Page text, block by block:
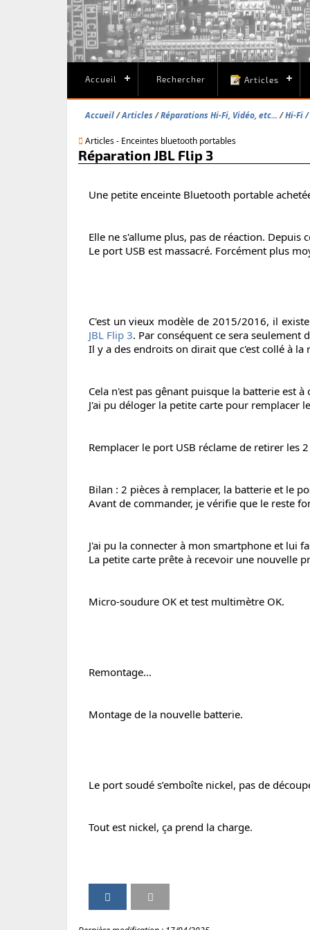
Accueil Rechercher Articles
Accueil Articles Réparations Hi-Fi, Vidéo, etc... Hi-Fi
Articles - Enceintes bluetooth portables
Réparation JBL Flip 3
Une petite enceinte Bluetooth portable
Elle ne s'allume plus, pas de réaction.
Le port USB est massacré. Forcément plus
C'est un vieux modèle de 2015/2016, il
JBL Flip 3. Par conséquent ce sera seulement
Il y a des endroits on dirait que c'est collé à
Cela n'est pas gênant puisque la batterie est
J'ai pu déloger la petite carte pour remplacer
Remplacer le port USB réclame de retirer les
Bilan : 2 pièces à remplacer, la batterie et le
Avant de commander, je vérifie que le reste
J'ai pu la connecter à mon smartphone et lui
La petite carte prête à recevoir une nouvelle
Micro-soudure OK et test multimètre OK.
Remontage...
Montage de la nouvelle batterie.
Le port soudé s’emboîte nickel, pas de
Tout est nickel, ça prend la charge.
a
a
m
e